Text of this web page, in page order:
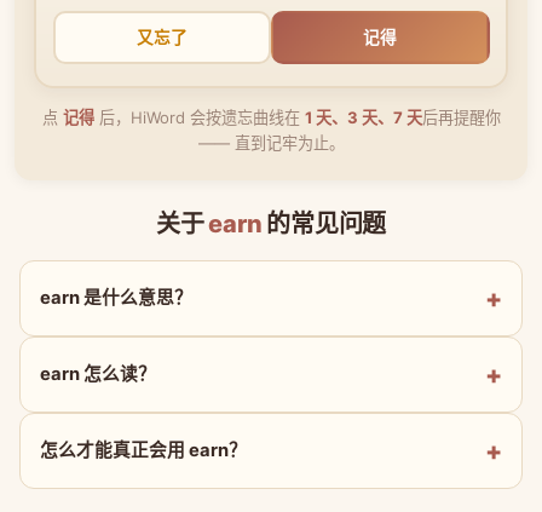
又忘了 记得
点 记得后，HiWord 会按遗忘曲线在 1 天、3 天、7 天后再提醒你
—— 直到记牢为止。
关于earn 的常见问题
earn 是什么意思？
earn 怎么读？
怎么才能真正会用 earn？